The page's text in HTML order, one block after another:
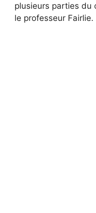
plusieurs parties du
le professeur Fairlie.